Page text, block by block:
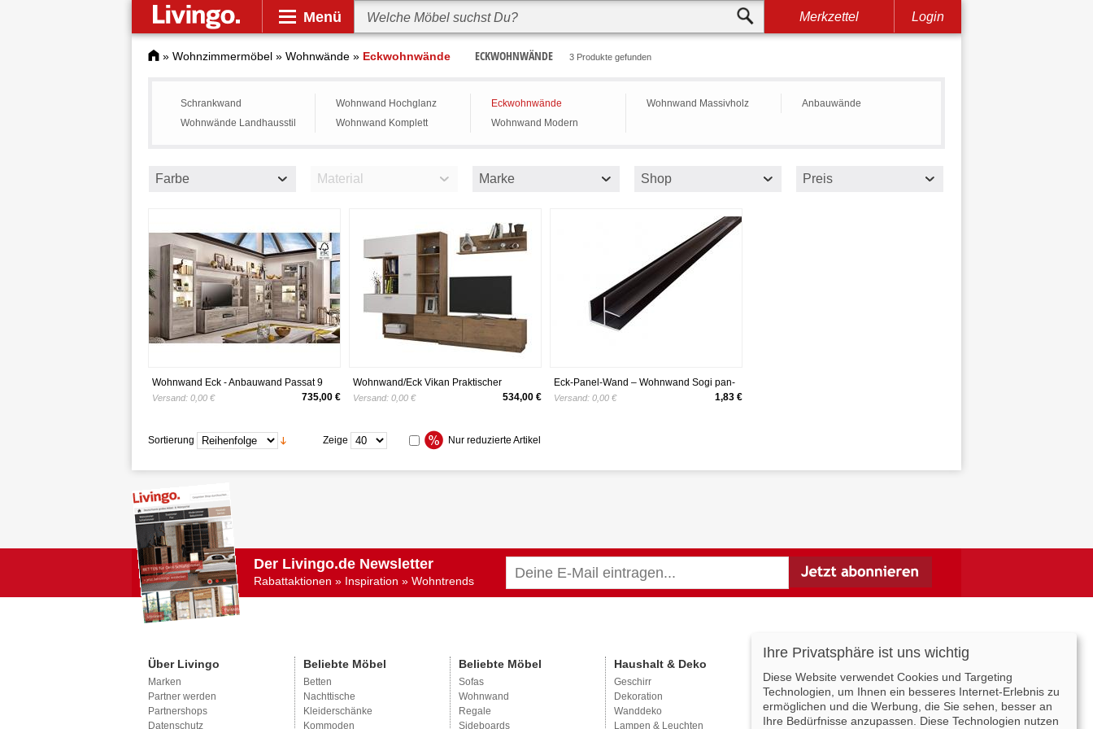
Menü Merkzettel Login
» Wohnzimmermöbel » Wohnwände » Eckwohnwände ECKWOHNWÄNDE 3 Produkte gefunden
Schrankwand
Wohnwände Landhausstil
Wohnwand Hochglanz
Wohnwand Komplett
Eckwohnwände
Wohnwand Modern
Wohnwand Massivholz Anbauwände
Farbe Material Marke Shop Preis
Wohnwand Eck - Anbauwand Passat 9
tlg. Eiche sand LED Beleuchtung
Versand: 0,00 € 735,00 €
Wohnwand/Eck Vikan Praktischer
Schrankwand, Anbauwand, Eck
(Eiche Lancelot/Weiß Hochglanz + Eiche
Lancelot)
Versand: 0,00 € 534,00 €
Eck-Panel-Wand – Wohnwand Sogi pan-
giu-b-f
Versand: 0,00 € 1,83 €
Sortierung Zeige Nur reduzierte Artikel
Der Livingo.de Newsletter
Rabattaktionen » Inspiration » Wohntrends
Über Livingo
Marken
Partner werden
Partnershops
Datenschutz
Beliebte Möbel
Betten
Nachttische
Kleiderschänke
Kommoden
Beliebte Möbel
Sofas
Wohnwand
Regale
Sideboards
Haushalt & Deko
Geschirr
Dekoration
Wanddeko
Lampen & Leuchten
Livingo International
Livingo Deutschland
Livingo Frankreich
Livingo Spanien
Livingo Italien
Ihre Privatsphäre ist uns wichtig
Diese Website verwendet Cookies und Targeting
Technologien, um Ihnen ein besseres Internet-Erlebnis zu
ermöglichen und die Werbung, die Sie sehen, besser an
Ihre Bedürfnisse anzupassen. Diese Technologien nutzen